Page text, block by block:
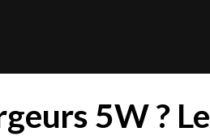
5W ? Le